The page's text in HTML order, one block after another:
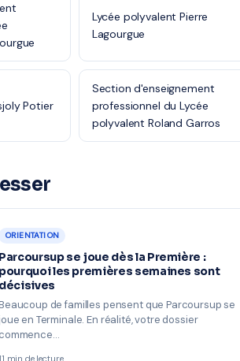
Lycée polyvalent Pierre
Lagourgue
Potier
Section d'enseignement
professionnel du Lycée
polyvalent Roland Garros
ORIENTATION
Parcoursup se joue dès la Première :
pourquoi les premières semaines sont
décisives
de familles pensent que Parcoursup se
en Terminale. En réalité, votre dossier
commence…
min de lecture